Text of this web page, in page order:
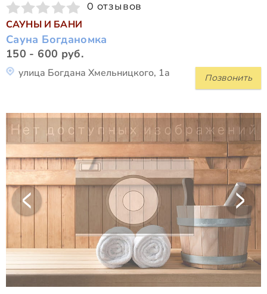
0 отзывов
САУНЫ И БАНИ
Сауна Богданомка
150 - 600 руб.
Позвонить
улица Богдана Хмельницкого, 1а